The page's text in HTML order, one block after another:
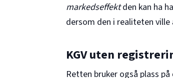
markedseffektden kan ha
dersom den i realiteten
KGV uten
Retten bruker også plass